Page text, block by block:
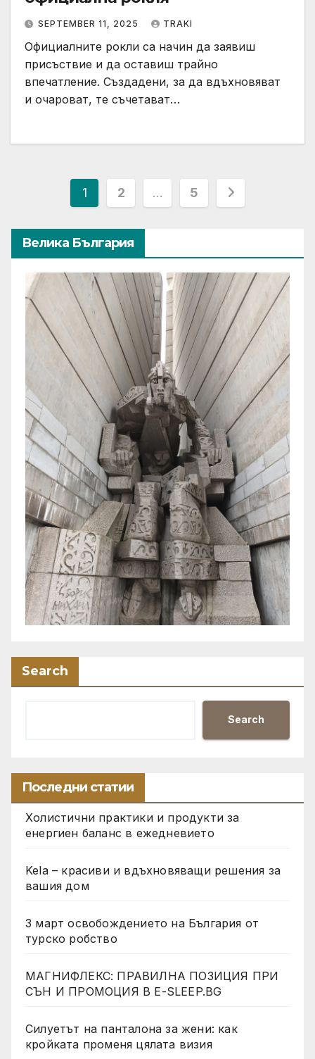
SEPTEMBER 11, 2025 TRAKI
Официалните рокли са начин да заявиш
присъствие и да оставиш трайно
впечатление. Създадени, за да вдъхновяват
и очароват, те съчетават…
Posts
1 2 … 5
Велика България
Search
Search
Последни статии
Холистични практики и продукти за
енергиен баланс в ежедневието
Kela – красиви и вдъхновяващи решения за
вашия дом
3 март освобождението на България от
турско робство
МАГНИФЛЕКС: ПРАВИЛНА ПОЗИЦИЯ ПРИ
СЪН И ПРОМОЦИЯ В Е-SLEEP.BG
Силуетът на панталона за жени: как
кройката променя цялата визия